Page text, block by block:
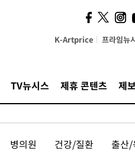
K-Artprice 프라임뉴
TV뉴시스 제휴 콘텐츠 제보
병의원 건강/질환 출산/
의견, 국
전달할 것"